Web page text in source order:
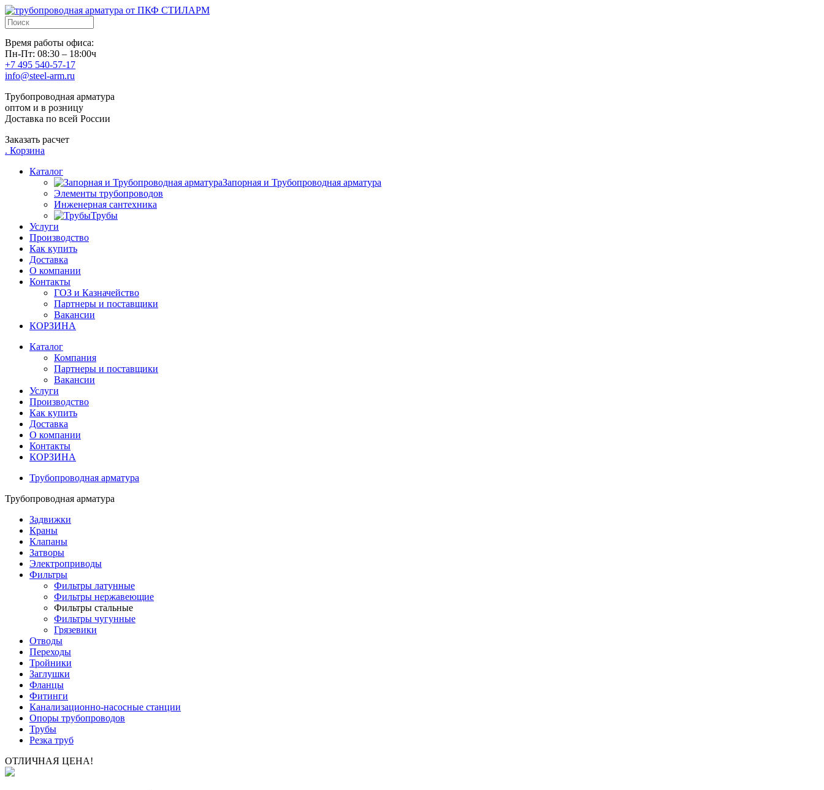
Время работы офиса:
Пн-Пт: 08:30 – 18:00ч
+7 495 540-57-17
info@steel-arm.ru
Трубопроводная арматура
оптом и в розницу
Доставка по всей России
Заказать расчет
. Корзина
Каталог
Запорная и Трубопроводная арматура
Элементы трубопроводов
Инженерная сантехника
Трубы
Услуги
Производство
Как купить
Доставка
О компании
Контакты
ГОЗ и Казначейство
Партнеры и поставщики
Вакансии
КОРЗИНА
Каталог
Компания
Партнеры и поставщики
Вакансии
Услуги
Производство
Как купить
Доставка
О компании
Контакты
КОРЗИНА
Трубопроводная арматура
Трубопроводная арматура
Задвижки
Краны
Клапаны
Затворы
Электроприводы
Фильтры
Фильтры латунные
Фильтры нержавеющие
Фильтры стальные
Фильтры чугунные
Грязевики
Отводы
Переходы
Тройники
Заглушки
Фланцы
Фитинги
Канализационно-насосные станции
Опоры трубопроводов
Трубы
Резка труб
ОТЛИЧНАЯ ЦЕНА!